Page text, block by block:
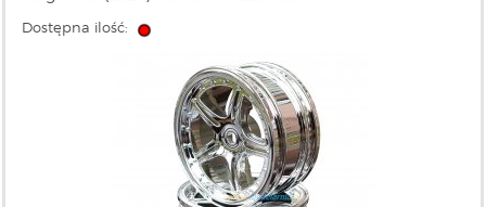
Dostępna ilość: